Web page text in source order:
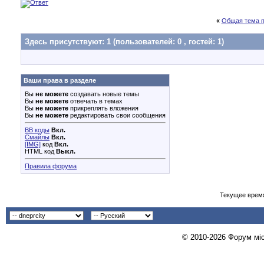
« Общая тема
Здесь присутствуют: 1 (пользователей: 0 , гостей: 1)
Ваши права в разделе
Вы не можете создавать новые темы
Вы не можете отвечать в темах
Вы не можете прикреплять вложения
Вы не можете редактировать свои сообщения
BB коды Вкл.
Смайлы Вкл.
[IMG] код Вкл.
HTML код Выкл.
Правила форума
Текущее
© 2010-2026 Форум